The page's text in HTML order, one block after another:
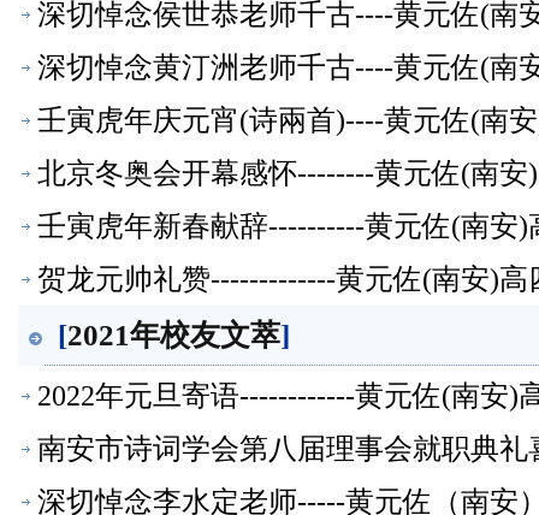
深切悼念侯世恭老师千古----黄元佐(南
深切悼念黄汀洲老师千古----黄元佐(南
壬寅虎年庆元宵(诗兩首)----黄元佐(南
北京冬奥会开幕感怀--------黄元佐(南
壬寅虎年新春献辞----------黄元佐(南安
贺龙元帅礼赞-------------黄元佐(南安)
[2021年校友文萃]
2022年元旦寄语------------黄元佐(南安
南安市诗词学会第八届理事会就职典
【校友文萃】
深切悼念李水定老师-----黄元佐（南安